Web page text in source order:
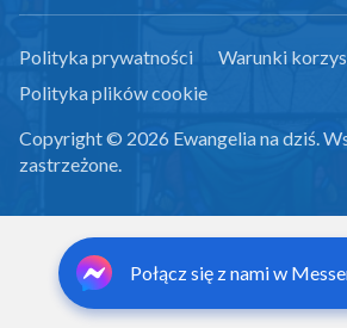
Polityka prywatności
Warunki
Polityka plików cookie
Copyright © 2026 Ewangelia na dziś .
zastrzeżone.
Połącz się z nami w